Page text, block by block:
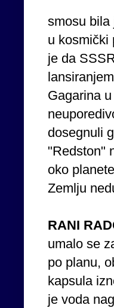
smosu bila
u kosmički
je da
Gagarina
dosegnuli
"Redston"
oko
Zemlju
RANI
umalo se
po planu,
kapsula
je voda